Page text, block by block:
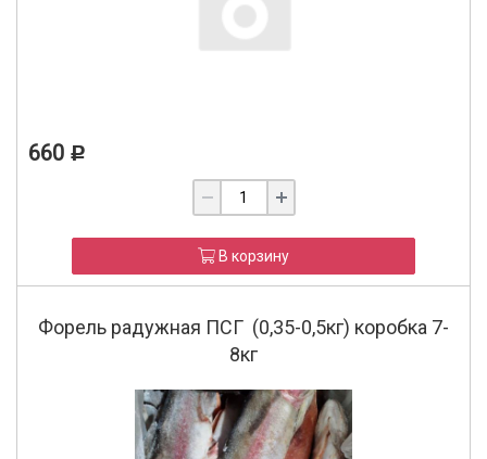
660 Р
В корзину
Форель радужная ПСГ (0,35-0,5кг) коробка 7-
8кг